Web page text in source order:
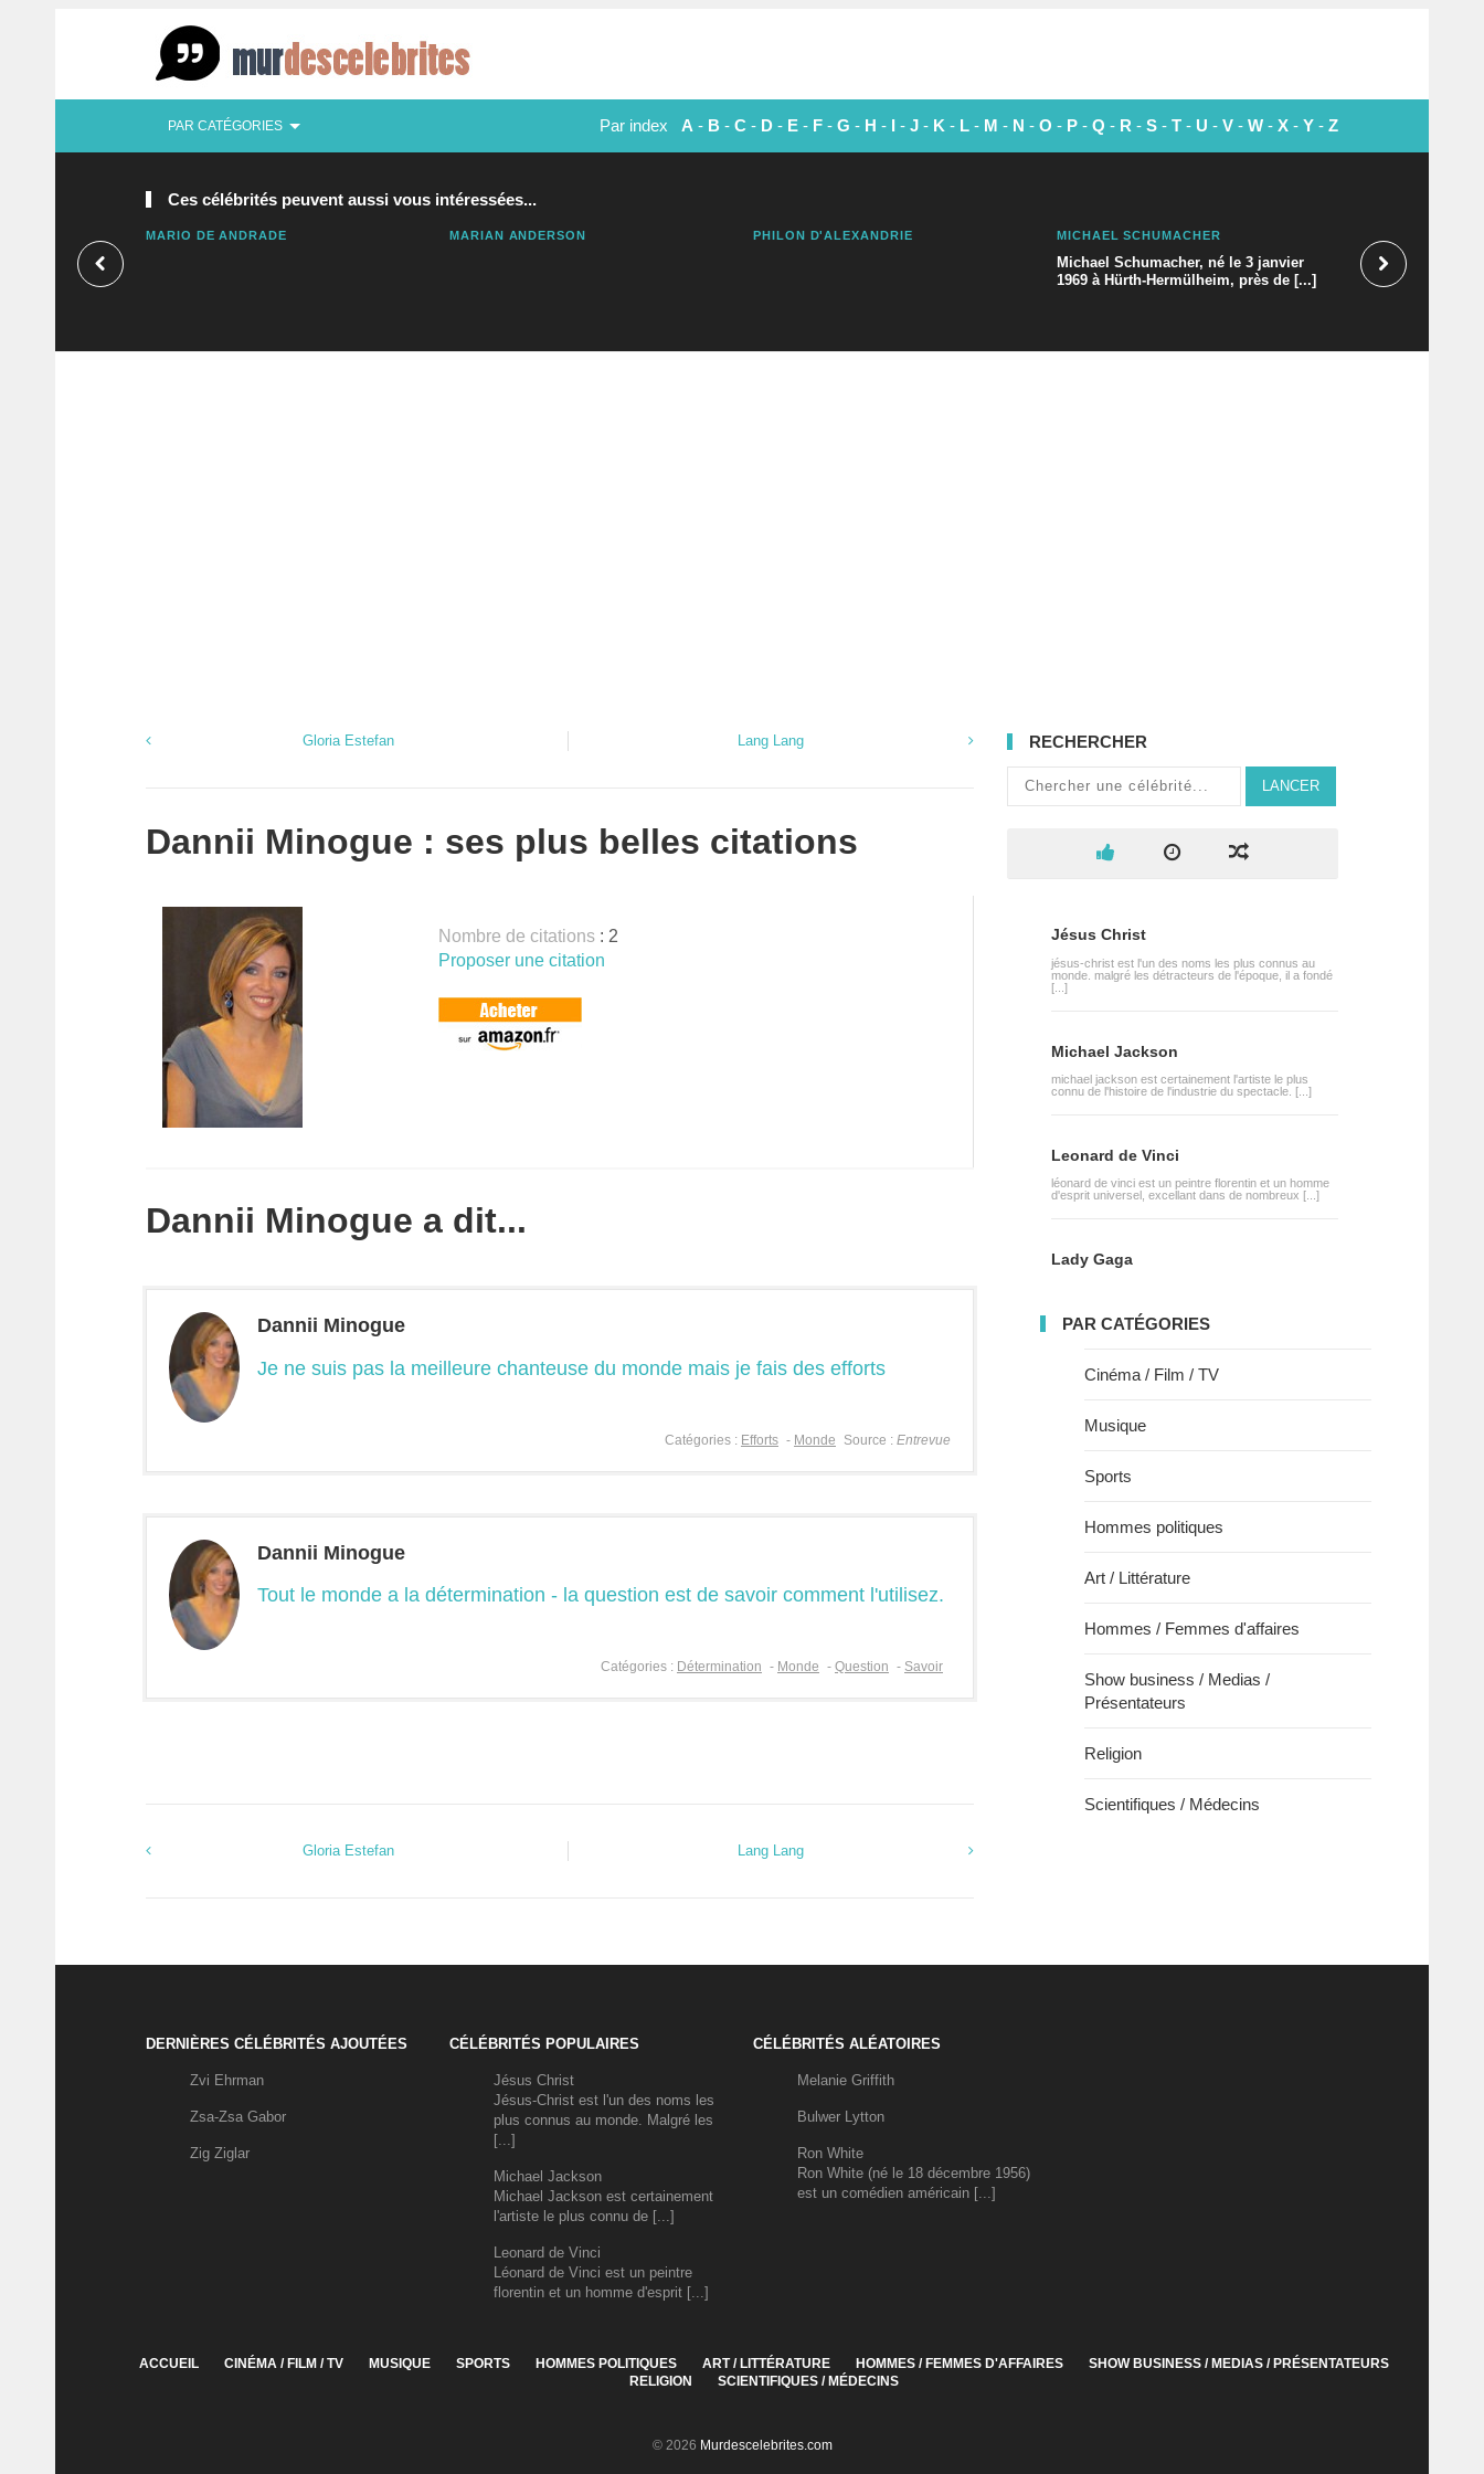
PAR CATÉGORIES Par index A - B - C - D - E - F - G - H - I - J - K - L - M - N - O - P - Q - R - S - T - U - V - W - X - Y - Z
Ces célébrités peuvent aussi vous intéressées...
MARIO DE ANDRADE MARIAN ANDERSON PHILON D'ALEXANDRIE MICHAEL SCHUMACHER
Michael Schumacher, né le 3 janvier
1969 à Hürth-Hermülheim, près de [...]
Gloria Estefan Lang Lang
Dannii Minogue : ses plus belles citations
Nombre de citations : 2
Proposer une citation
Dannii Minogue a dit...
Dannii Minogue
Je ne suis pas la meilleure chanteuse du monde mais je fais des efforts
Source : Entrevue
Catégories : Efforts - Monde
Dannii Minogue
Tout le monde a la détermination - la question est de savoir comment l'utilisez.
Catégories : Détermination - Monde - Question - Savoir
Gloria Estefan Lang Lang
RECHERCHER
LANCER
Jésus Christ
jésus-christ est l'un des noms les plus connus au
monde. malgré les détracteurs de l'époque, il a fondé
[...]
Michael Jackson
michael jackson est certainement l'artiste le plus
connu de l'histoire de l'industrie du spectacle. [...]
Leonard de Vinci
léonard de vinci est un peintre florentin et un homme
d'esprit universel, excellant dans de nombreux [...]
Lady Gaga
PAR CATÉGORIES
Cinéma / Film / TV
Musique
Sports
Hommes politiques
Art / Littérature
Hommes / Femmes d'affaires
Show business / Medias /
Présentateurs
Religion
Scientifiques / Médecins
DERNIÈRES CÉLÉBRITÉS AJOUTÉES
Zvi Ehrman
Zsa-Zsa Gabor
Zig Ziglar
CÉLÉBRITÉS POPULAIRES
Jésus Christ
Jésus-Christ est l'un des noms les
plus connus au monde. Malgré les
[...]
Michael Jackson
Michael Jackson est certainement
l'artiste le plus connu de [...]
Leonard de Vinci
Léonard de Vinci est un peintre
florentin et un homme d'esprit [...]
CÉLÉBRITÉS ALÉATOIRES
Melanie Griffith
Bulwer Lytton
Ron White
Ron White (né le 18 décembre 1956)
est un comédien américain [...]
ACCUEIL CINÉMA / FILM / TV MUSIQUE SPORTS HOMMES POLITIQUES ART / LITTÉRATURE HOMMES / FEMMES D'AFFAIRES
SHOW BUSINESS / MEDIAS / PRÉSENTATEURS
RELIGION
SCIENTIFIQUES / MÉDECINS
© 2026 Murdescelebrites.com